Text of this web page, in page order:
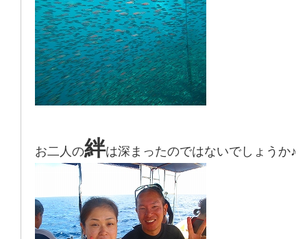
お二人の絆は深まったのではないでしょうか♪